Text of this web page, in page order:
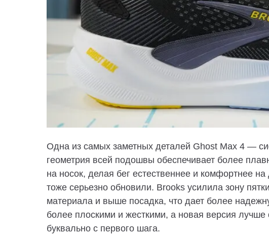
Одна из самых заметных деталей Ghost Max 4 —
геометрия всей подошвы обеспечивает более
на носок, делая бег естественнее и комфортнее
тоже серьезно обновили. Brooks усилила зону
материала и выше посадка, что дает более
более плоскими и жесткими, а новая версия лучше
буквально с первого шага.